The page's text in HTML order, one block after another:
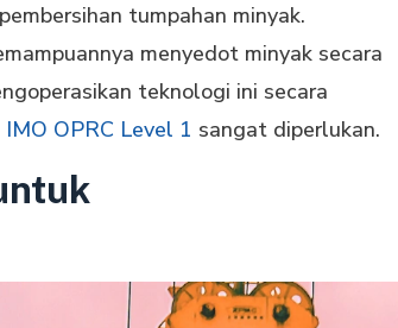
tumpahan minyak.
menyedot minyak secara
teknologi ini secara
IMO OPRC Level 1 sangat diperlukan.